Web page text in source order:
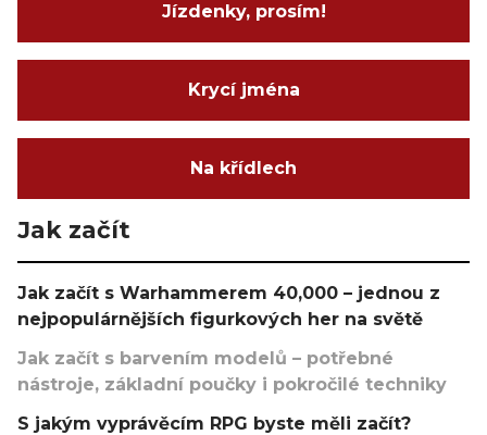
Jízdenky, prosím!
Krycí jména
Na křídlech
Jak začít
Jak začít s Warhammerem 40,000 – jednou z
nejpopulárnějších figurkových her na světě
Jak začít s barvením modelů – potřebné
nástroje, základní poučky i pokročilé techniky
S jakým vyprávěcím RPG byste měli začít?